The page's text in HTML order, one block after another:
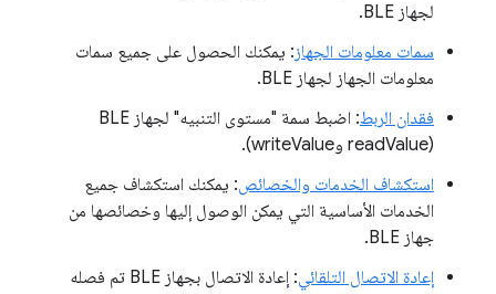
لجهاز BLE.
سمات معلومات الجهاز: يمكنك الحصول على جميع سمات
معلومات الجهاز لجهاز BLE.
فقدان الربط
: اضبط سمة "مستوى التنبيه" لجهاز BLE
(readValue وwriteValue).
استكشاف الخدمات والخصائص: يمكنك استكشاف جميع
الخدمات الأساسية التي يمكن الوصول إليها وخصائصها من
جهاز BLE.
إعادة الاتصال التلقائي
: إعادة الاتصال بجهاز BLE تم فصله